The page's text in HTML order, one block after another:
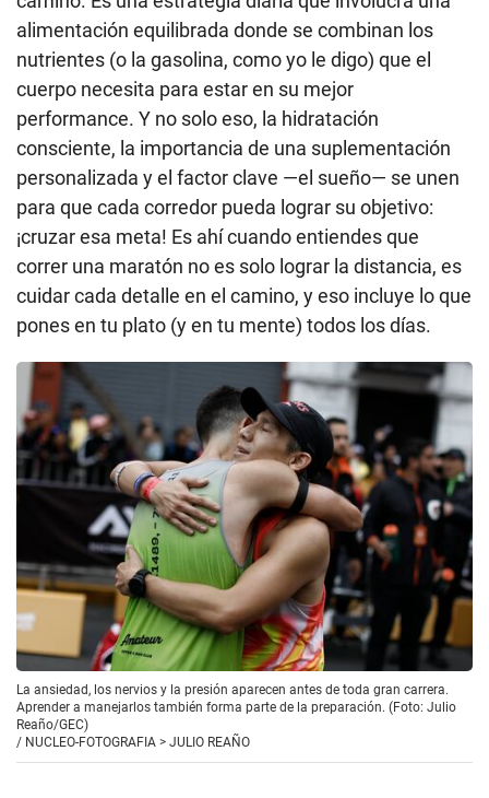
alimentación equilibrada donde se combinan los
nutrientes (o la gasolina, como yo le digo) que el
cuerpo necesita para estar en su mejor
performance. Y no solo eso, la hidratación
consciente, la importancia de una suplementación
personalizada y el factor clave —el sueño— se unen
para que cada corredor pueda lograr su objetivo:
¡cruzar esa meta! Es ahí cuando entiendes que
correr una maratón no es solo lograr la distancia, es
cuidar cada detalle en el camino, y eso incluye lo que
pones en tu plato (y en tu mente) todos los días.
La ansiedad, los nervios y la presión aparecen antes de toda gran carrera.
Aprender a manejarlos también forma parte de la preparación. (Foto: Julio
Reaño/GEC)
/ NUCLEO-FOTOGRAFIA > JULIO REAÑO